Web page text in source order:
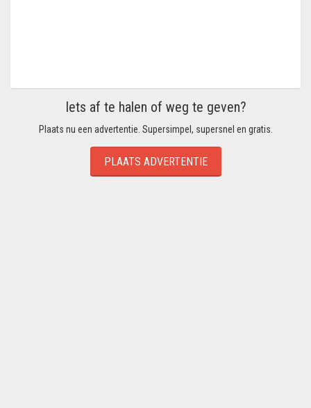
Iets af te halen of weg te geven?
Plaats nu een advertentie. Supersimpel, supersnel en gratis.
PLAATS ADVERTENTIE